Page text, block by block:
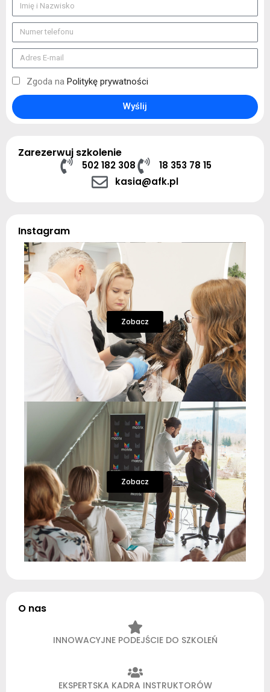
Zgoda na Politykę prywatności
Wyślij
Zarezerwuj szkolenie
502 182 308
18 353 78 15
kasia@afk.pl
Instagram
Zobacz
Zobacz
O nas
INNOWACYJNE PODEJŚCIE DO SZKOLEŃ
EKSPERTSKA KADRA INSTRUKTORÓW